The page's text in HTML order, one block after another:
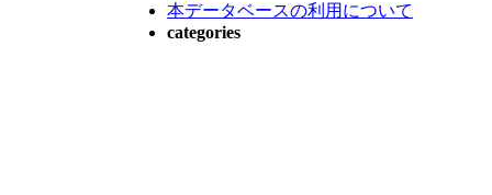
本データベースの利用について
categories